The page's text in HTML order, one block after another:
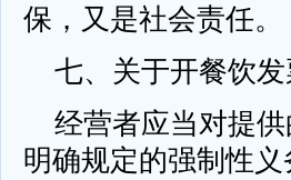
保，又是社会责任。
七、关于开餐饮发
经营者应当对提供
明确规定的强制性